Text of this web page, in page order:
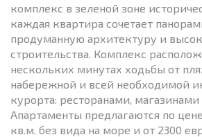
комплекс в зеленой зоне
каждая квартира сочетает
продуманную архитектуру и
строительства. Комплекс
нескольких минутах ходьбы от
набережной и всей необходимой
курорта: ресторанами, магазинами
Апартаменты предлагаются по
кв.м. без вида на море и от 2300